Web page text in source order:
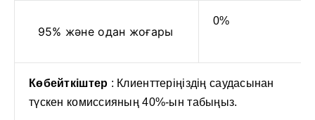
95% және одан жоғары
0%
Көбейткіштер : Клиенттеріңіздің саудасынан
түскен комиссияның 40%-ын табыңыз.